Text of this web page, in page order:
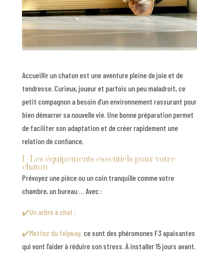
Accueillir un chaton est une aventure pleine de joie et de
tendresse. Curieux, joueur et parfois un peu maladroit, ce
petit compagnon a besoin d’un environnement rassurant pour
bien démarrer sa nouvelle vie. Une bonne préparation permet
de faciliter son adaptation et de créer rapidement une
relation de confiance.
1 -Les équipements essentiels pour votre
chaton
Prévoyez une pièce ou un coin tranquille comme votre
chambre, un bureau … Avec :
✔️Un arbre à chat ;
✔️Mettez du felyway,ce sont des phéromones F3 apaisantes
qui vont l’aider à réduire son stress. À installer 15 jours avant.